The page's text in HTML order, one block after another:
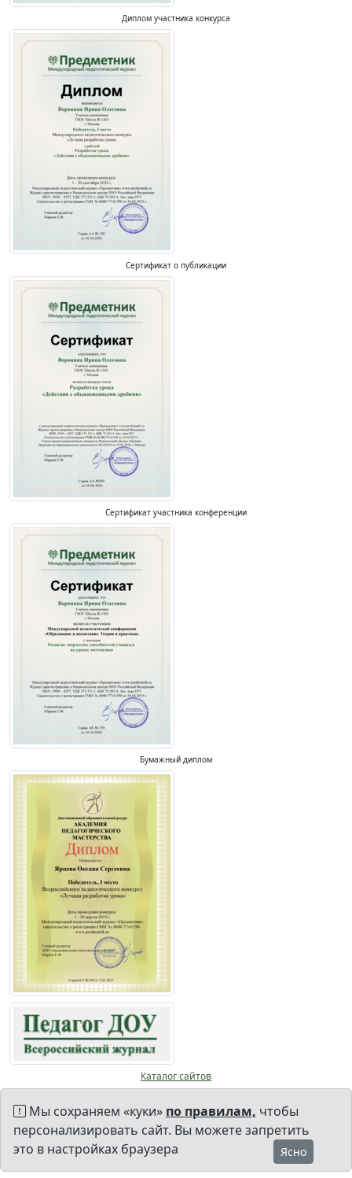
Диплом участника конкурса
Сертификат о публикации
Сертификат участника конференции
Бумажный диплом
Каталог сайтов
Мы сохраняем «куки» по правилам, чтобы
персонализировать сайт. Вы можете запретить
это в настройках браузера
Ясно